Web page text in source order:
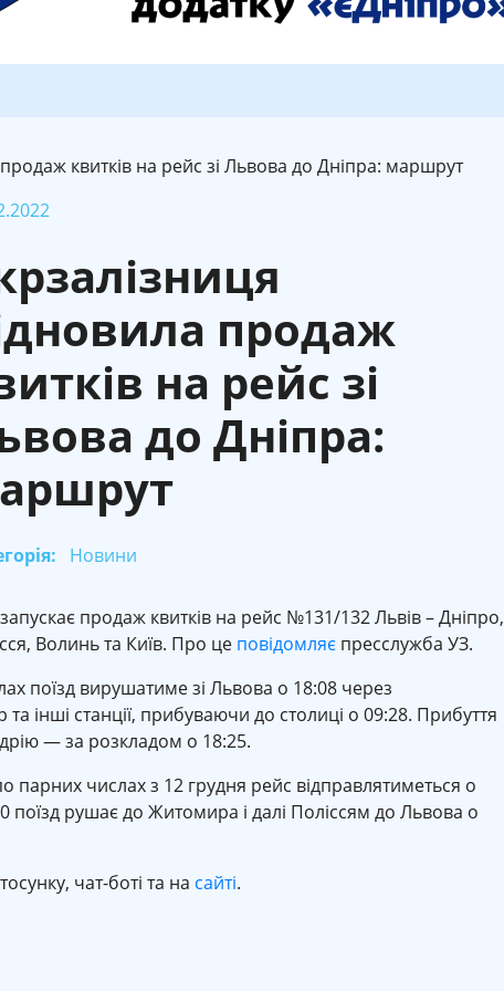
квитків на рейс зі Львова до Дніпра: маршрут
продаж
на рейс зі
до Дніпра:
Новини
продаж квитків на рейс №131/132 Львів – Дніпро,
Волинь та Київ. Про це повідомляє пресслужба УЗ.
поїзд вирушатиме зі Львова о 18:08 через
інші станції, прибуваючи до столиці о 09:28. Прибуття
— за розкладом о 18:25.
числах з 12 грудня рейс відправлятиметься о
поїзд рушає до Житомира і далі Поліссям до Львова о
чат-боті та на сайті.